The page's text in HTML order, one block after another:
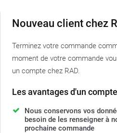
Nouveau client chez
Terminez votre commande
moment de votre commande
un compte chez RAD.
Les avantages d'un
Nous conservons vos
besoin de les renseigner à
prochaine commande